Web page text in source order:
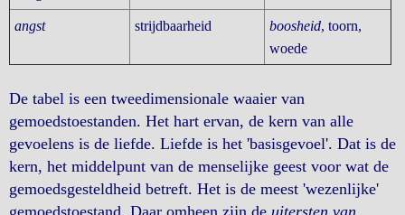
angst strijdbaarheid boosheid, toorn,
woede
De tabel is een tweedimensionale waaier van
gemoedstoestanden. Het hart ervan, de kern van alle
gevoelens is de liefde. Liefde is het 'basisgevoel'. Dat is de
kern, het middelpunt van de menselijke geest voor wat de
gemoedsgesteldheid betreft. Het is de meest 'wezenlijke'
gemoedstoestand. Daar omheen zijn de uitersten van